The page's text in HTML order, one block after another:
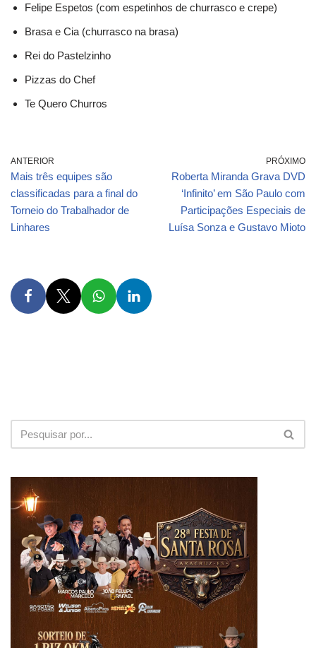
Felipe Espetos (com espetinhos de churrasco e crepe)
Brasa e Cia (churrasco na brasa)
Rei do Pastelzinho
Pizzas do Chef
Te Quero Churros
ANTERIOR
Mais três equipes são
classificadas para a final do
Torneio do Trabalhador de
Linhares
PRÓXIMO
Roberta Miranda Grava DVD
‘Infinito’ em São Paulo com
Participações Especiais de
Luísa Sonza e Gustavo Mioto